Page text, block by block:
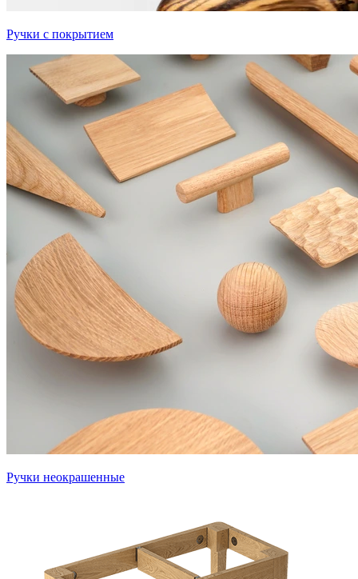
Ручки с покрытием
Ручки неокрашенные